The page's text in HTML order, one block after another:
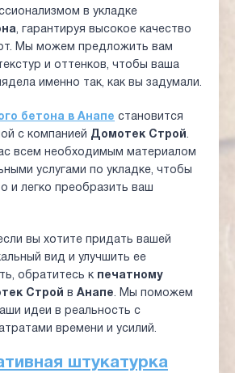
в укладке
, гарантируя высокое качество
Мы можем предложить вам
и оттенков, чтобы ваша
именно так, как вы задумали.
бетона в Анапе становится
с компанией Домотек Строй.
всем необходимым материалом
услугами по укладке, чтобы
и легко преобразить ваш
вы хотите придать вашей
вид и улучшить ее
обратитесь к печатному
Строй в Анапе. Мы поможем
идеи в реальность с
времени и усилий.
штукатурка